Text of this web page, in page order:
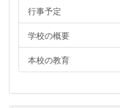
行事予定
学校の概要
本校の教育